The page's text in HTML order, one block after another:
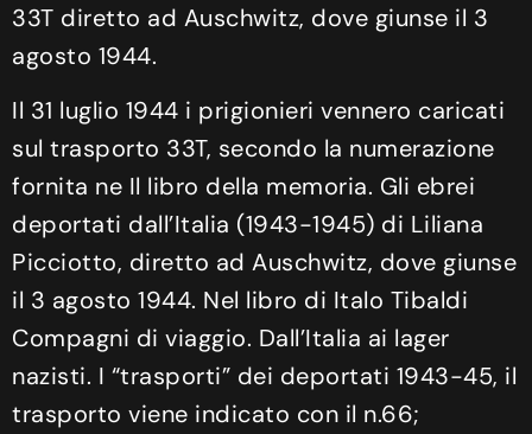
33T diretto ad Auschwitz, dove giunse il 3
agosto 1944.
Il 31 luglio 1944 i prigionieri vennero caricati
sul trasporto 33T, secondo la numerazione
fornita ne Il libro della memoria. Gli ebrei
deportati dall’Italia (1943-1945) di Liliana
Picciotto, diretto ad Auschwitz, dove giunse
il 3 agosto 1944. Nel libro di Italo Tibaldi
Compagni di viaggio. Dall’Italia ai lager
nazisti. I “trasporti” dei deportati 1943-45, il
trasporto viene indicato con il n.66;